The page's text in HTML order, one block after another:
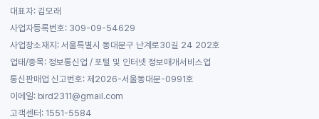
대표자: 김모래
사업자등록번호: 309-09-54629
사업장소재지: 서울특별시 동대문구 난계로30길 24 202호
업태/종목: 정보통신업 / 포털 및 인터넷 정보매개서비스업
통신판매업 신고번호: 제2026-서울동대문-0991호
이메일: bird2311@gmail.com
고객센터: 1551-5584